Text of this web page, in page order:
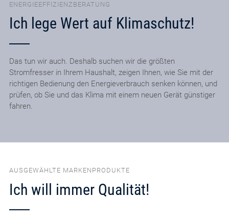
ENERGIEEFFIZIENZBERATUNG
Ich lege Wert auf Klimaschutz!
Das tun wir auch. Deshalb suchen wir die größten
Stromfresser in Ihrem Haushalt, zeigen Ihnen, wie Sie mit der
richtigen Bedienung den Energieverbrauch senken können, und
prüfen, ob Sie und das Klima mit einem neuen Gerät günstiger
fahren.
AUSGEWÄHLTE MARKENPRODUKTE
Ich will immer Qualität!